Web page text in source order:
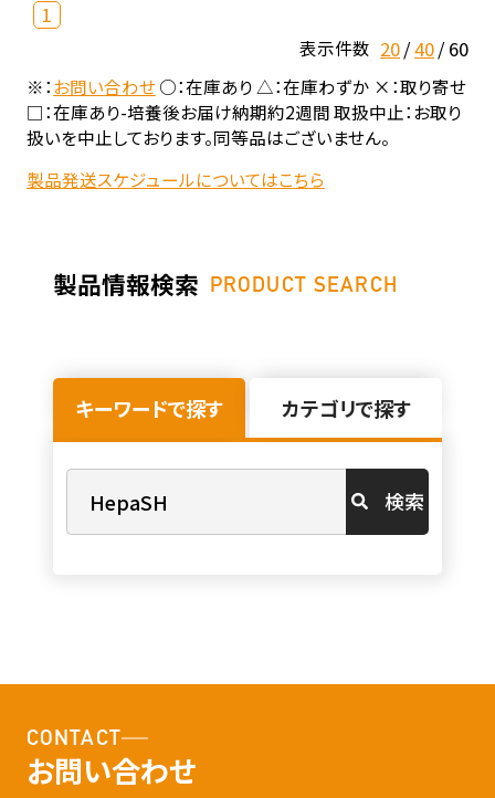
1
表示件数 20 40 60
※：お問い合わせ○：在庫あり △：在庫わずか ×：取り寄せ
□：在庫あり-培養後お届け納期約2週間 取扱中止：お取り
扱いを中止しております。同等品はございません。
製品発送スケジュールについてはこちら
製品情報検索 PRODUCT SEARCH
キーワードで探す カテゴリで探す
検索
CONTACT
お問い合わせ